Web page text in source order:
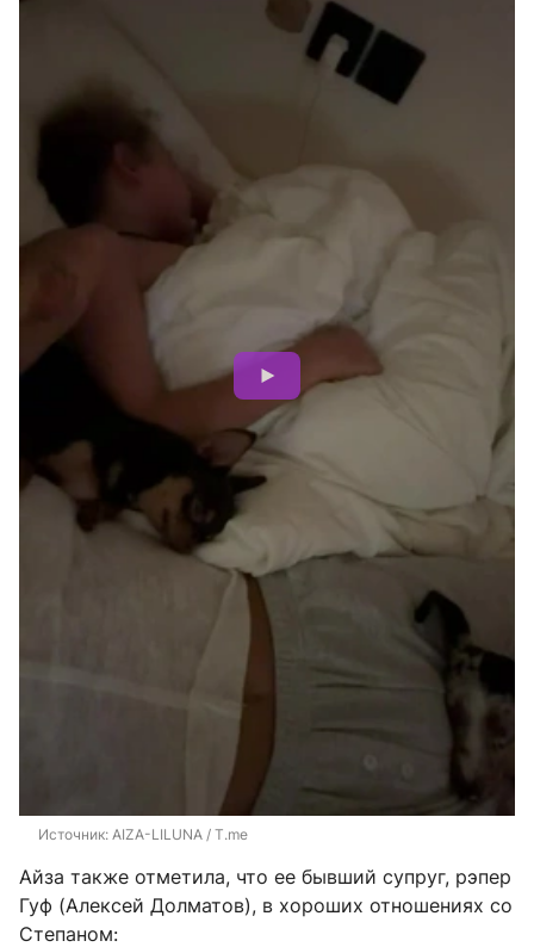
Источник: AIZA-LILUNA / T.me
Айза также отметила, что ее бывший супруг, рэпер
Гуф (Алексей Долматов), в хороших отношениях со
Степаном: